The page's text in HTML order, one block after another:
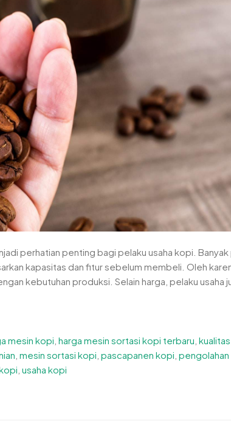
perhatian penting bagi pelaku usaha kopi. Banyak
kapasitas dan fitur sebelum membeli. Oleh
kebutuhan produksi. Selain harga, pelaku usaha
mesin kopi harga mesin sortasi kopi terbaru
mesin sortasi kopi pascapanen kopi
usaha kopi